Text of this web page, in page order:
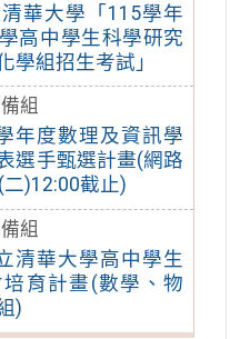
清華大學「115學年
高中學生科學研究
學組招生考試」
組
年度數理及資訊學
選手甄選計畫(網路
)12:00截止)
組
清華大學高中學生
育計畫(數學、物
)